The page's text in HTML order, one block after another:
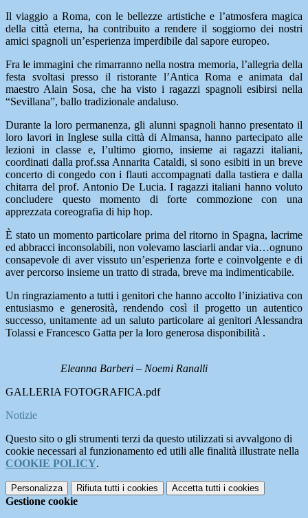
Il viaggio a Roma, con le bellezze artistiche e l’atmosfera magica
della città eterna, ha contribuito a rendere il soggiorno dei nostri
amici spagnoli un’esperienza imperdibile dal sapore europeo.
Fra le immagini che rimarranno nella nostra memoria, l’allegria della
festa svoltasi presso il ristorante l’Antica Roma e animata dal
maestro Alain Sosa, che ha visto i ragazzi spagnoli esibirsi nella
“Sevillana”, ballo tradizionale andaluso.
Durante la loro permanenza, gli alunni spagnoli hanno presentato il
loro lavori in Inglese sulla città di Almansa, hanno partecipato alle
lezioni in classe e, l’ultimo giorno, insieme ai ragazzi italiani,
coordinati dalla prof.ssa Annarita Cataldi, si sono esibiti in un breve
concerto di congedo con i flauti accompagnati dalla tastiera e dalla
chitarra del prof. Antonio De Lucia. I ragazzi italiani hanno voluto
concludere questo momento di forte commozione con una
apprezzata coreografia di hip hop.
È stato un momento particolare prima del ritorno in Spagna, lacrime
ed abbracci inconsolabili, non volevamo lasciarli andar via…ognuno
consapevole di aver vissuto un’esperienza forte e coinvolgente e di
aver percorso insieme un tratto di strada, breve ma indimenticabile.
Un ringraziamento a tutti i genitori che hanno accolto l’iniziativa con
entusiasmo e generosità, rendendo così il progetto un autentico
successo, unitamente ad un saluto particolare ai genitori Alessandra
Tolassi e Francesco Gatta per la loro generosa disponibilità .
Eleanna Barberi – Noemi Ranalli
GALLERIA FOTOGRAFICA.pdf
Notizie
Questo sito o gli strumenti terzi da questo utilizzati si avvalgono di
cookie necessari al funzionamento ed utili alle finalità illustrate nella
COOKIE POLICY.
Personalizza Rifiuta tutti i cookies Accetta tutti i cookies
Gestione cookie